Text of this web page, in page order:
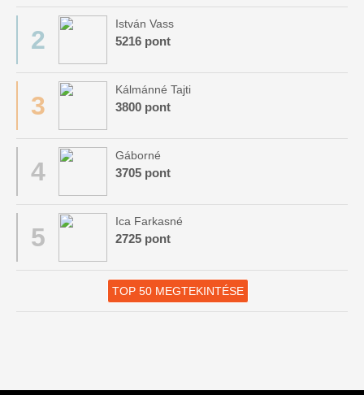
2
István Vass
5216 pont
3
Kálmánné Tajti
3800 pont
4
Gáborné
3705 pont
5
Ica Farkasné
2725 pont
TOP 50 MEGTEKINTÉSE